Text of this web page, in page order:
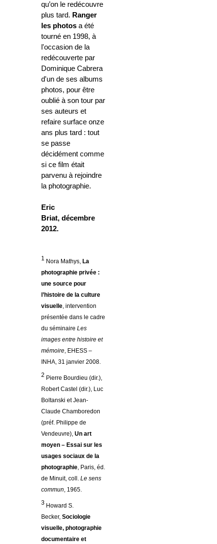
qu’on le redécouvre
plus tard. Ranger
les photos a été
tourné en 1998, à
l'occasion de la
redécouverte par
Dominique Cabrera
d'un de ses albums
photos, pour être
oublié à son tour par
ses auteurs et
refaire surface onze
ans plus tard : tout
se passe
décidément comme
si ce film était
parvenu à rejoindre
la photographie.
Eric
Briat, décembre
2012.
1 Nora Mathys, La
photographie privée :
une source pour
l’histoire de la culture
visuelle, intervention
présentée dans le cadre
du séminaire Les
images entre histoire et
mémoire, EHESS –
INHA, 31 janvier 2008.
2 Pierre Bourdieu (dir.),
Robert Castel (dir.), Luc
Boltanski et Jean-
Claude Chamboredon
(préf. Philippe de
Vendeuvre), Un art
moyen – Essai sur les
usages sociaux de la
photographie, Paris, éd.
de Minuit, coll. Le sens
commun, 1965.
3 Howard S.
Becker, Sociologie
visuelle, photographie
documentaire et